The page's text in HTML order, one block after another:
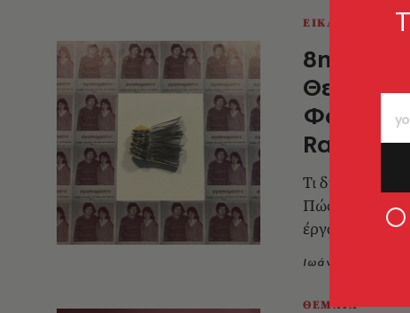
ΕΙΚΑΣΤΙΚΑ
8η
Φοίβη
Τι
Πώς
έργα
Ιωάννα Γκομούζα
ΘΕΜΑΤΑ